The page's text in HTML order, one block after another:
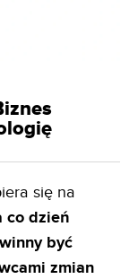
się na
co dzień
być
zmian